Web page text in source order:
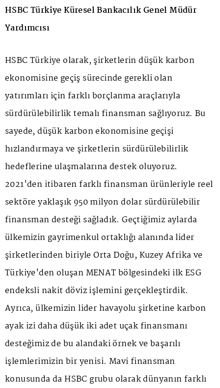
HSBC Türkiye Küresel Bankacılık Genel Müdür
Yardımcısı
HSBC Türkiye olarak, şirketlerin düşük karbon
ekonomisine geçiş sürecinde gerekli olan
yatırımları için farklı borçlanma araçlarıyla
sürdürülebilirlik temalı finansman sağlıyoruz. Bu
sayede, düşük karbon ekonomisine geçişi
hızlandırmaya ve şirketlerin sürdürülebilirlik
hedeflerine ulaşmalarına destek oluyoruz.
2021'den itibaren farklı finansman ürünleriyle reel
sektöre yaklaşık 950 milyon dolar sürdürülebilir
finansman desteği sağladık. Geçtiğimiz aylarda
ülkemizin gayrimenkul ortaklığı alanında lider
şirketlerinden biriyle Orta Doğu, Kuzey Afrika ve
Türkiye'den oluşan MENAT bölgesindeki ilk ESG
endeksli nakit döviz işlemini gerçekleştirdik.
Ayrıca, ülkemizin lider havayolu şirketine karbon
ayak izi daha düşük iki adet uçak finansmanı
desteğimiz de bu alandaki örnek ve başarılı
işlemlerimizin bir yenisi. Mavi finansman
konusunda da HSBC grubu olarak dünyanın farklı